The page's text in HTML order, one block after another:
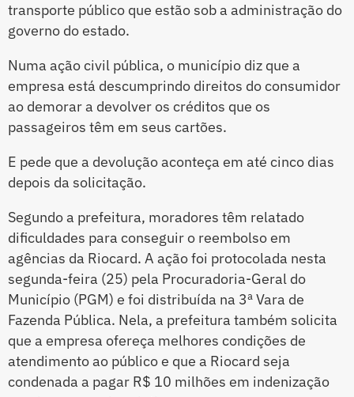
transporte público que estão sob a administração do
governo do estado.
Numa ação civil pública, o município diz que a
empresa está descumprindo direitos do consumidor
ao demorar a devolver os créditos que os
passageiros têm em seus cartões.
E pede que a devolução aconteça em até cinco dias
depois da solicitação.
Segundo a prefeitura, moradores têm relatado
dificuldades para conseguir o reembolso em
agências da Riocard. A ação foi protocolada nesta
segunda-feira (25) pela Procuradoria-Geral do
Município (PGM) e foi distribuída na 3ª Vara de
Fazenda Pública. Nela, a prefeitura também solicita
que a empresa ofereça melhores condições de
atendimento ao público e que a Riocard seja
condenada a pagar R$ 10 milhões em indenização